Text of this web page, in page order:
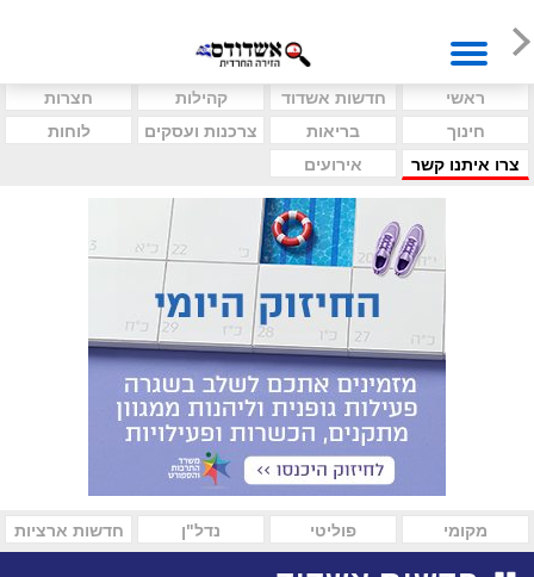
ראשי חדשות אשדוד קהילות
חצרות
חינוך
בריאות צרכנות ועסקים
לוחות
צרו איתנו קשר
אירועים
מקומי פוליטי נדל"ן חדשות ארציות